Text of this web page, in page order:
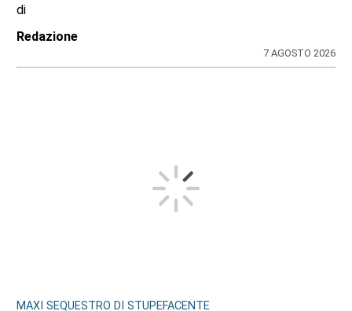
di
Redazione
7 AGOSTO 2026
MAXI SEQUESTRO DI STUPEFACENTE